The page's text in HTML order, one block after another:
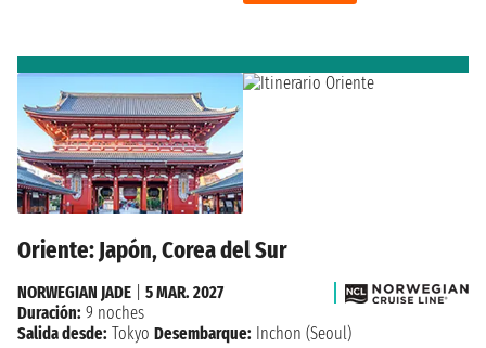
Oriente: Japón, Corea del Sur
NORWEGIAN JADE
5 MAR. 2027
Duración: 9 noches
Salida desde: Tokyo Desembarque: Inchon (Seoul)